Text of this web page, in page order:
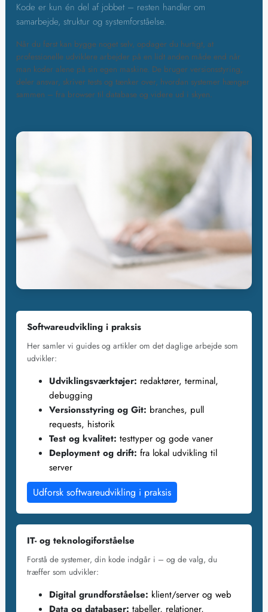
Kode er kun én del af jobbet – resten handler om
samarbejde, struktur og systemforståelse.
Når du først kan bygge noget selv, opdager du hurtigt, at
professionelle udviklere arbejder på en lidt anden måde end når
man koder alene på sin egen maskine. De bruger versionsstyring,
deler ansvar, skriver tests og tænker over, hvordan systemer hænger
sammen – fra browser til database og videre ud i skyen.
Softwareudvikling i praksis
Her samler vi guides og artikler om det daglige arbejde som
udvikler:
Udviklingsværktøjer: redaktører, terminal,
debugging
Versionsstyring og Git: branches, pull
requests, historik
Test og kvalitet: testtyper og gode vaner
Deployment og drift: fra lokal udvikling til
server
Udforsk softwareudvikling i praksis
IT- og teknologiforståelse
Forstå de systemer, din kode indgår i – og de valg, du
træffer som udvikler:
Digital grundforståelse: klient/server og web
Data og databaser: tabeller, relationer,